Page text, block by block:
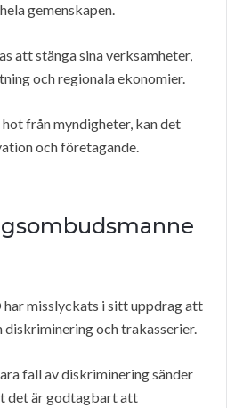
gemenskapen.
att stänga sina verksamheter,
och regionala ekonomier.
från myndigheter, kan det
och företagande.
misslyckats i sitt uppdrag att
och trakasserier.
fall av diskriminering sänder
det är godtagbart att